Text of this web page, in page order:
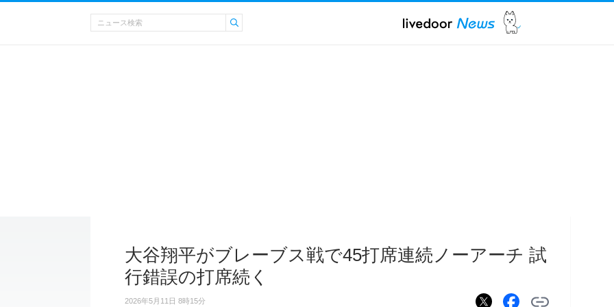
大谷翔平がブレーブス戦で45打席連続ノーアーチ 試
行錯誤の打席続く
2026年5月11日 8時15分